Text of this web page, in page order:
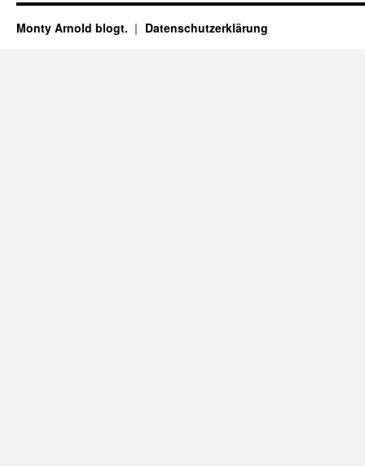
Monty Arnold blogt. Datenschutz­erklärung